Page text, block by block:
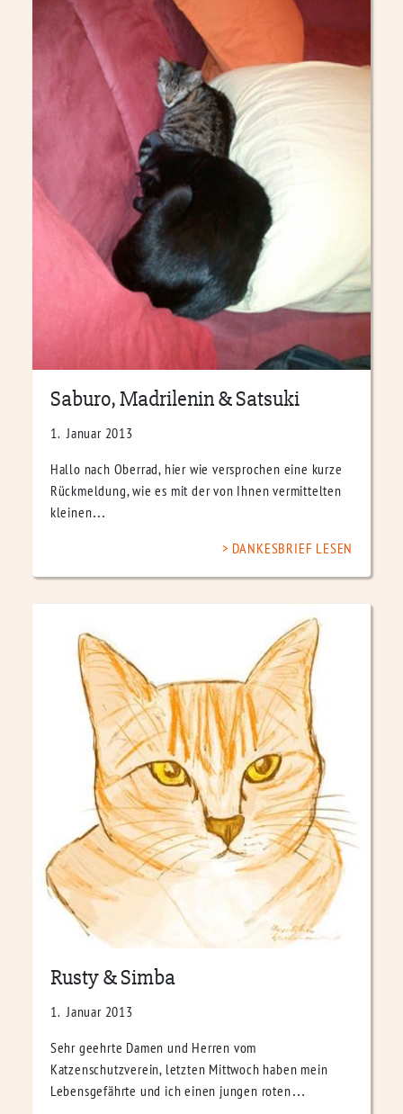
Saburo, Madrilenin & Satsuki
1. Januar 2013
Hallo nach Oberrad, hier wie versprochen eine kurze
Rückmeldung, wie es mit der von Ihnen vermittelten
kleinen…
DANKESBRIEF LESEN
Rusty & Simba
1. Januar 2013
Sehr geehrte Damen und Herren vom
Katzenschutzverein, letzten Mittwoch haben mein
Lebensgefährte und ich einen jungen roten…